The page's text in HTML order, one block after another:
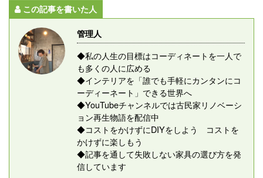
この記事を書いた人
管理人
◆私の人生の目標はコーディネートを一人で
も多くの人に広める
◆インテリアを「誰でも手軽にカンタンにコ
ーディーネート」できる世界へ
◆YouTubeチャンネルでは古民家リノベーシ
ョン再生物語を配信中
◆コストをかけずにDIYをしよう コストを
かけずに楽しもう
◆記事を通して失敗しない家具の選び方を発
信しています